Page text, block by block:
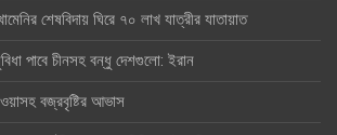
শেষবিদায় ঘিরে ৭০ লাখ যাত্রীর যাতায়াত
পাবে চীনসহ বন্ধু দেশগুলো: ইরান
বজ্রবৃষ্টির আভাস